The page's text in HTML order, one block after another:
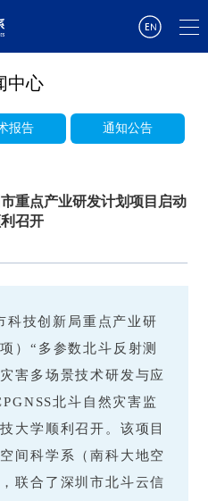
中心
报告 通知公告
重点产业研发计划项目启动
召开
科技创新局重点产业研
）“多参数北斗反射测
害多场景技术研发与应
北斗自然灾害监
大学顺利召开。该项目
间科学系（南科大地空
联合了深圳市北斗云信